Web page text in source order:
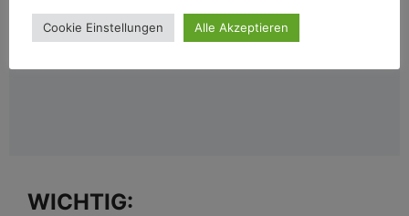
WICHTIG:
Cookie Einstellungen Alle Akzeptieren